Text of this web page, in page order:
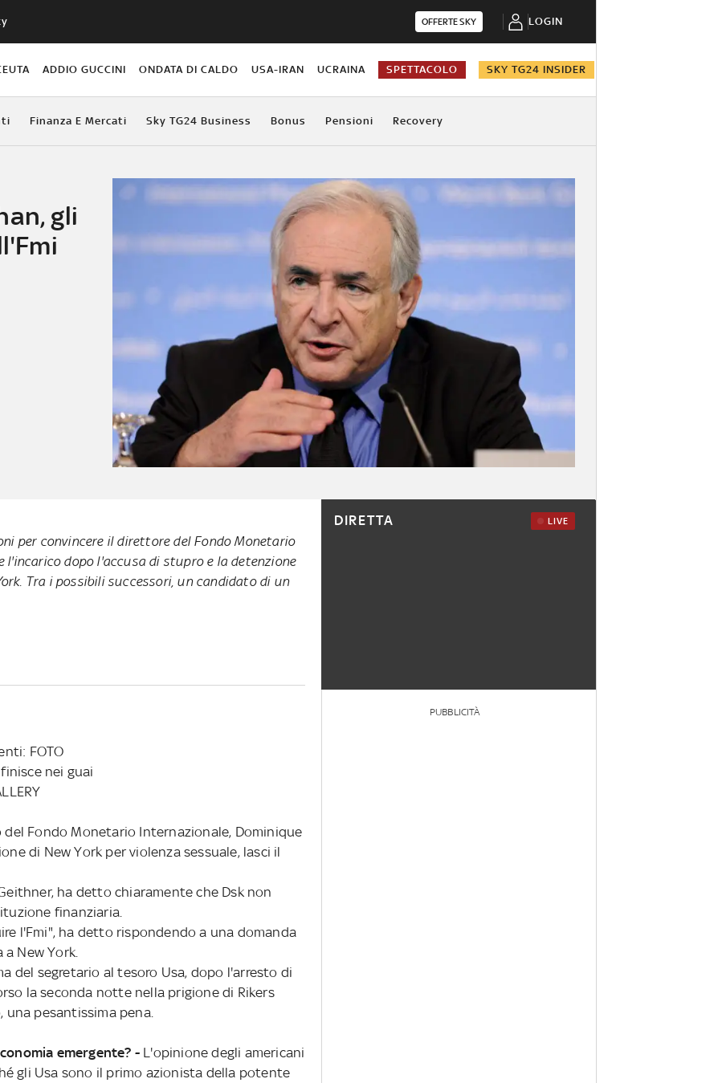
OFFERTE SKY LOGIN
ADDIO GUCCINI ONDATA DI CALDO USA-IRAN UCRAINA SPETTACOLO SKY TG24 INSIDER
Finanza E Mercati Sky TG24 Business Bonus Pensioni Recovery
gli
per convincere il direttore del Fondo Monetario
l'incarico dopo l'accusa di stupro e la detenzione
Tra i possibili successori, un candidato di un
FOTO
nei guai
del Fondo Monetario Internazionale, Dominique
di New York per violenza sessuale, lasci il
ha detto chiaramente che Dsk non
finanziaria.
l'Fmi", ha detto rispondendo a una domanda
New York.
del segretario al tesoro Usa, dopo l'arresto di
la seconda notte nella prigione di Rikers
una pesantissima pena.
emergente? - L'opinione degli americani
gli Usa sono il primo azionista della potente
DIRETTA LIVE
PUBBLICITÀ